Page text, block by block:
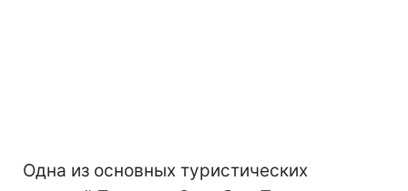
Одна из основных туристических